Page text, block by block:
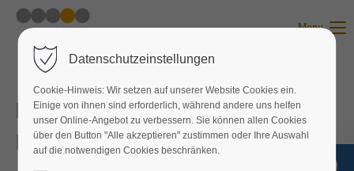
Menu
Leiter Vertrieb / Sales Director (Dipl.-
Ingenieur, 52 J.)
Datenschutzeinstellungen
Cookie-Hinweis: Wir setzen auf unserer Website Cookies ein.
Einige von ihnen sind erforderlich, während andere uns helfen
unser Online-Angebot zu verbessern. Sie können allen Cookies
über den Button "Alle akzeptieren" zustimmen oder Ihre Auswahl
auf die notwendigen Cookies beschränken.